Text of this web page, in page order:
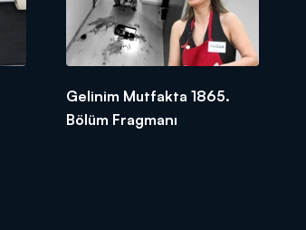
Gelinim Mutfakta 1865.
Bölüm Fragmanı